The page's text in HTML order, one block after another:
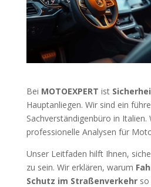
Bei MOTOEXPERT ist
Hauptanliegen. Wir sind ein
Sachverständigenbüro in Italien.
professionelle Analysen für
Unser Leitfaden hilft Ihnen,
zu sein. Wir erklären, warum
Schutz im Straßenverkehrso